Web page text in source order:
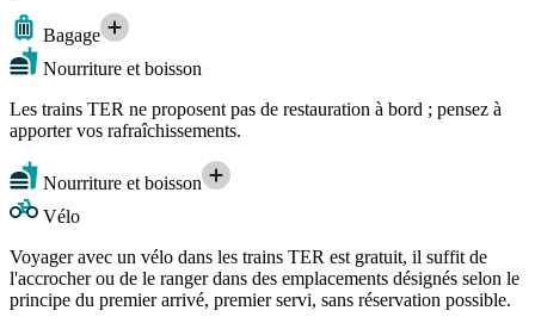
Bagage
Nourriture et boisson
Les trains TER ne proposent pas de restauration à bord ; pensez à
apporter vos rafraîchissements.
Nourriture et boisson
Vélo
Voyager avec un vélo dans les trains TER est gratuit, il suffit de
l'accrocher ou de le ranger dans des emplacements désignés selon le
principe du premier arrivé, premier servi, sans réservation possible.